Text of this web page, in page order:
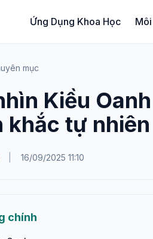
Ứng Dụng Khoa Học
mục
Kiều
khắc tự nhiên
16/09/2025 11:10
chính